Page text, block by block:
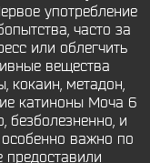
употребление
часто за
или облегчить
вещества
кокаин, метадон,
катиноны Моча 6
безболезненно, и
важно по
предоставили